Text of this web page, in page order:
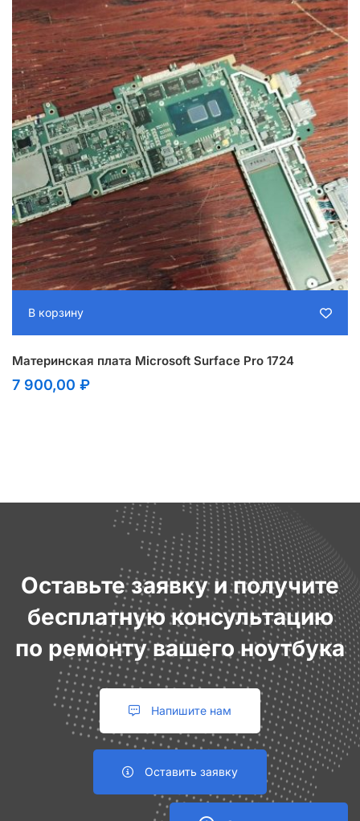
В корзину
Материнская плата Microsoft Surface Pro 1724
7 900,00 ₽
Оставьте заявку и получите
бесплатную консультацию
по ремонту вашего ноутбука
Напишите нам
Оставить заявку